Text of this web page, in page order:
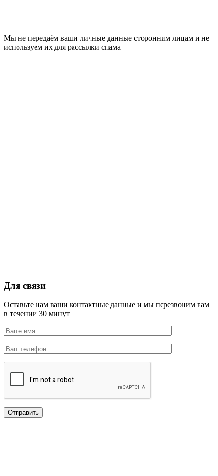
Мы не передаём ваши личные данные сторонним лицам и не
используем их для рассылки спама
Для связи
Оставьте нам ваши контактные данные и мы перезвоним вам
в течении 30 минут